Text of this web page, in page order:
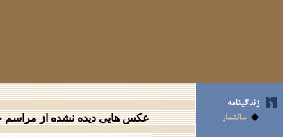
عکس هایی دیده نشده از مراسم خاکسپاری هوشنگ گلشیری، از مجموعه ی شخصی پرویز جاهد